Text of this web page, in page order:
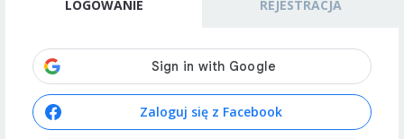
LOGOWANIE REJESTRACJA
Zaloguj się z Facebook